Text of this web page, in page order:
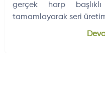
gerçek harp
tamamlayarak seri